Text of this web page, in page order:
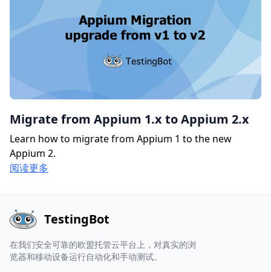
Migrate from Appium 1.x to Appium 2.x
Learn how to migrate from Appium 1 to the new
Appium 2.
阅读更多
TestingBot
在我们安全可靠的欧盟托管云平台上，对真实的浏
览器和移动设备运行自动化和手动测试。